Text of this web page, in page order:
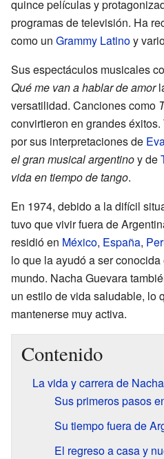
quince películas y
programas de televisión. Ha
como un Grammy Latinoy
Sus espectáculos musicales
Qué me van a hablar de amor
versatilidad. Canciones como
convirtieron en grandes
por sus interpretaciones de
el gran musical argentinoy de
vida en tiempo de tango.
En 1974, debido a la difícil
tuvo que vivir fuera de
residió en México, España,
lo que la ayudó a ser
mundo. Nacha Guevara
un estilo de vida saludable, lo
mantenerse muy activa.
Contenido
La vida y carrera de
Sus primeros pasos
Su tiempo fuera de
El regreso a casa y